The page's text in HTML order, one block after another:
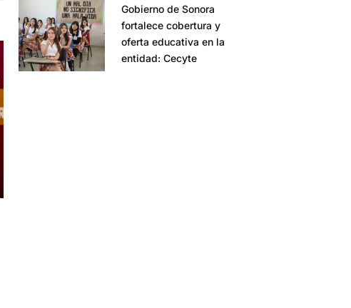
Gobierno de Sonora
fortalece cobertura y
oferta educativa en la
entidad: Cecyte